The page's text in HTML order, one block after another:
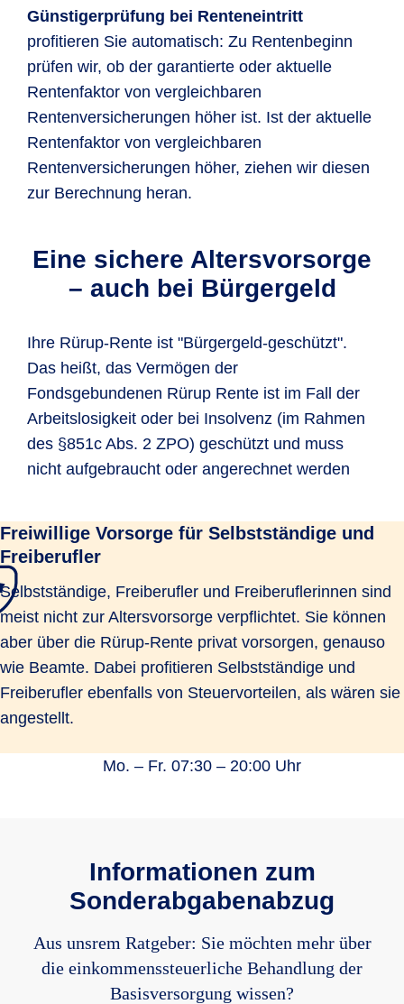
Günstigerprüfung bei Renteneintritt
profitieren Sie automatisch: Zu Rentenbeginn
prüfen wir, ob der garantierte oder aktuelle
Rentenfaktor von vergleichbaren
Rentenversicherungen höher ist. Ist der aktuelle
Rentenfaktor von vergleichbaren
Rentenversicherungen höher, ziehen wir diesen
zur Berechnung heran.
Eine sichere Altersvorsorge
– auch bei Bürgergeld
Ihre Rürup-Rente ist "Bürgergeld-geschützt".
Das heißt, das Vermögen der
Fondsgebundenen Rürup Rente ist im Fall der
Arbeitslosigkeit oder bei Insolvenz (im Rahmen
des §851c Abs. 2 ZPO) geschützt und muss
nicht aufgebraucht oder angerechnet werden
Freiwillige Vorsorge für Selbstständige und
Freiberufler
Selbstständige, Freiberufler und Freiberuflerinnen sind
meist nicht zur Altersvorsorge verpflichtet. Sie können
aber über die Rürup-Rente privat vorsorgen, genauso
wie Beamte. Dabei profitieren Selbstständige und
Freiberufler ebenfalls von Steuervorteilen, als wären sie
angestellt.
Mo. – Fr. 07:30 – 20:00 Uhr
Informationen zum
Sonderabgabenabzug
Aus unsrem Ratgeber: Sie möchten mehr über
die einkommenssteuerliche Behandlung der
Basisversorgung wissen?